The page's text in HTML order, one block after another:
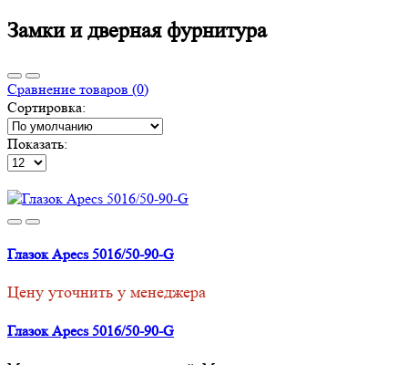
Замки и дверная фурнитура
Сравнение товаров (0)
Сортировка:
Показать:
Глазок Apecs 5016/50-90-G
Цену уточнить у менеджера
Глазок Apecs 5016/50-90-G